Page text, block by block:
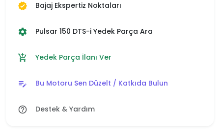
verified Bajaj Ekspertiz Noktaları
settings Pulsar 150 DTS-i Yedek Parça Ara
add_shopping_cart Yedek Parça İlanı Ver
edit_note Bu Motoru Sen Düzelt / Katkıda Bulun
help_outline Destek & Yardım